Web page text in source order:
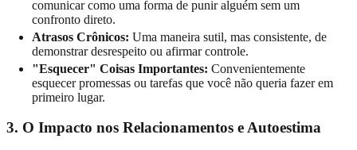
comunicar como uma forma de punir alguém sem um
confronto direto.
Atrasos Crônicos: Uma maneira sutil, mas consistente, de
demonstrar desrespeito ou afirmar controle.
"Esquecer" Coisas Importantes: Convenientemente
esquecer promessas ou tarefas que você não queria fazer em
primeiro lugar.
3. O Impacto nos Relacionamentos e Autoestima